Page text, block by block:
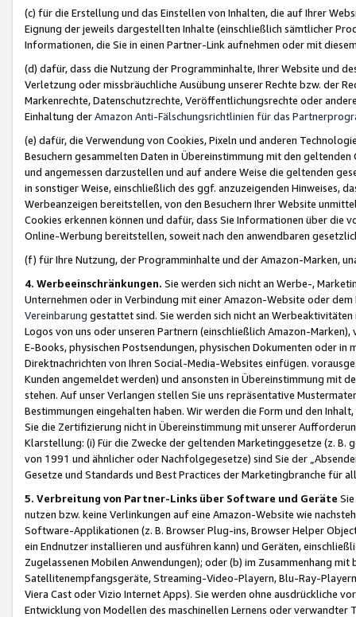
(c) für die Erstellung und das Einstellen von Inhalten, die auf Ihrer
Eignung der jeweils dargestellten Inhalte (einschließlich sämtlicher
Informationen, die Sie in einen Partner-Link aufnehmen oder mit
(d) dafür, dass die Nutzung der Programminhalte, Ihrer Website und
Verletzung oder missbräuchliche Ausübung unserer Rechte bzw. der
Markenrechte, Datenschutzrechte, Veröffentlichungsrechte oder
Einhaltung derAmazon Anti-Fälschungsrichtlinien für das
(e) dafür, die Verwendung von Cookies, Pixeln und anderen
Besuchern gesammelten Daten in Übereinstimmung mit den
und angemessen darzustellen und auf andere Weise die geltenden
in sonstiger Weise, einschließlich des ggf. anzuzeigenden Hinweises,
Werbeanzeigen bereitstellen, von den Besuchern Ihrer Website
Cookies erkennen können und dafür, dass Sie Informationen über die
Online-Werbung bereitstellen, soweit nach den anwendbaren
(f) für Ihre Nutzung, der Programminhalte und der Amazon-Marken,
4. Werbeeinschränkungen. Sie werden sich nicht an Werbe-,
Unternehmen oder in Verbindung mit einer Amazon-Website oder
Vereinbarung gestattet sind. Sie werden sich nicht an
Logos von uns oder unseren Partnern (einschließlich Amazon-
E-Books, physischen Postsendungen, physischen Dokumenten oder in
Direktnachrichten von Ihren Social-Media-Websites einfügen.
Kunden angemeldet werden) und ansonsten in Übereinstimmung mit
stehen. Auf unser Verlangen stellen Sie uns repräsentative
Bestimmungen eingehalten haben. Wir werden die Form und den
Sie die Zertifizierung nicht in Übereinstimmung mit unserer
Klarstellung: (i) Für die Zwecke der geltenden Marketinggesetze (z. B.
von 1991 und ähnlicher oder Nachfolgegesetze) sind Sie der
Gesetze und Standards und Best Practices der Marketingbranche für
5. Verbreitung von Partner-Links über Software und Geräte
nutzen bzw. keine Verlinkungen auf eine Amazon-Website wie
Software-Applikationen (z. B. Browser Plug-ins, Browser Helper
ein Endnutzer installieren und ausführen kann) und Geräten,
Zugelassenen Mobilen Anwendungen); oder (b) im Zusammenhang
Satellitenempfangsgeräte, Streaming-Video-Playern, Blu-Ray-
Viera Cast oder Vizio Internet Apps). Sie werden ohne ausdrückliche
Entwicklung von Modellen des maschinellen Lernens oder